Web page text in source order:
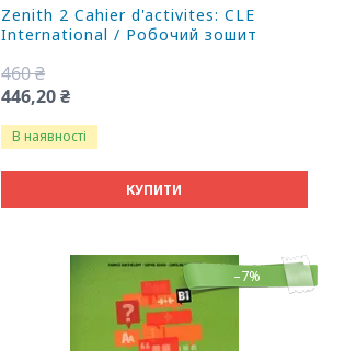
Zenith 2 Cahier d'activites: CLE
International / Робочий зошит
460 ₴
446,20 ₴
В наявності
КУПИТИ
–7%